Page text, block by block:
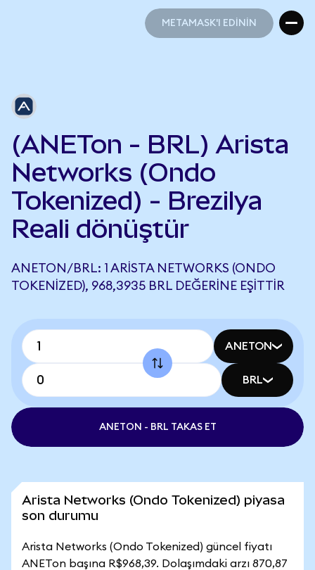
METAMASK'I EDİNİN
(ANETon - BRL) Arista
Networks (Ondo
Tokenized) - Brezilya
Reali dönüştür
ANETON/BRL: 1 ARISTA NETWORKS (ONDO
TOKENIZED), 968,3935 BRL DEĞERINE EŞITTIR
ANETON
BRL
ANETON - BRL TAKAS ET
Arista Networks (Ondo Tokenized) piyasa
son durumu
Arista Networks (Ondo Tokenized) güncel fiyatı
ANETon başına R$968,39. Dolaşımdaki arzı 870,87